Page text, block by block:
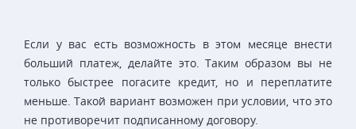
Если у вас есть возможность в этом месяце внести
больший платеж, делайте это. Таким образом вы не
только быстрее погасите кредит, но и переплатите
меньше. Такой вариант возможен при условии, что это
не противоречит подписанному договору.